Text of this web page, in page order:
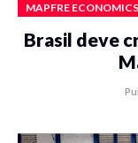
MAPFRE ECONOMICS
Brasil deve